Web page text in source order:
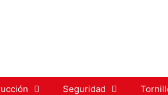
Seguridad